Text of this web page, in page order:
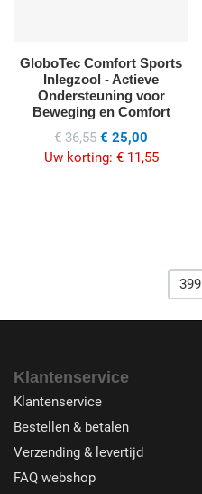
GloboTec Comfort Sports
Inlegzool - Actieve
Ondersteuning voor
Beweging en Comfort
€ 36,55 € 25,00
Uw korting: € 11,55
399
Klantenservice
Klantenservice
Bestellen & betalen
Verzending & levertijd
FAQ webshop